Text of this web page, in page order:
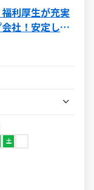
利厚生が充実
社！安定して
土